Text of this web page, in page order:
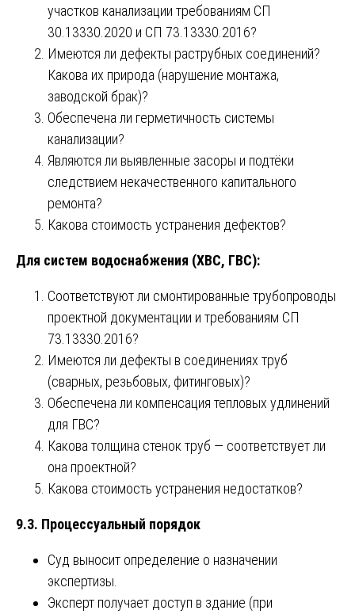
участков канализации требованиям СП
30.13330.2020 и СП 73.13330.2016?
Имеются ли дефекты раструбных соединений?
Какова их природа (нарушение монтажа,
заводской брак)?
Обеспечена ли герметичность системы
канализации?
Являются ли выявленные засоры и подтёки
следствием некачественного капитального
ремонта?
Какова стоимость устранения дефектов?
Для систем водоснабжения (ХВС, ГВС):
Соответствуют ли смонтированные трубопроводы
проектной документации и требованиям СП
73.13330.2016?
Имеются ли дефекты в соединениях труб
(сварных, резьбовых, фитинговых)?
Обеспечена ли компенсация тепловых удлинений
для ГВС?
Какова толщина стенок труб — соответствует ли
она проектной?
Какова стоимость устранения недостатков?
9.3. Процессуальный порядок
Суд выносит определение о назначении
экспертизы.
Эксперт получает доступ в здание (при